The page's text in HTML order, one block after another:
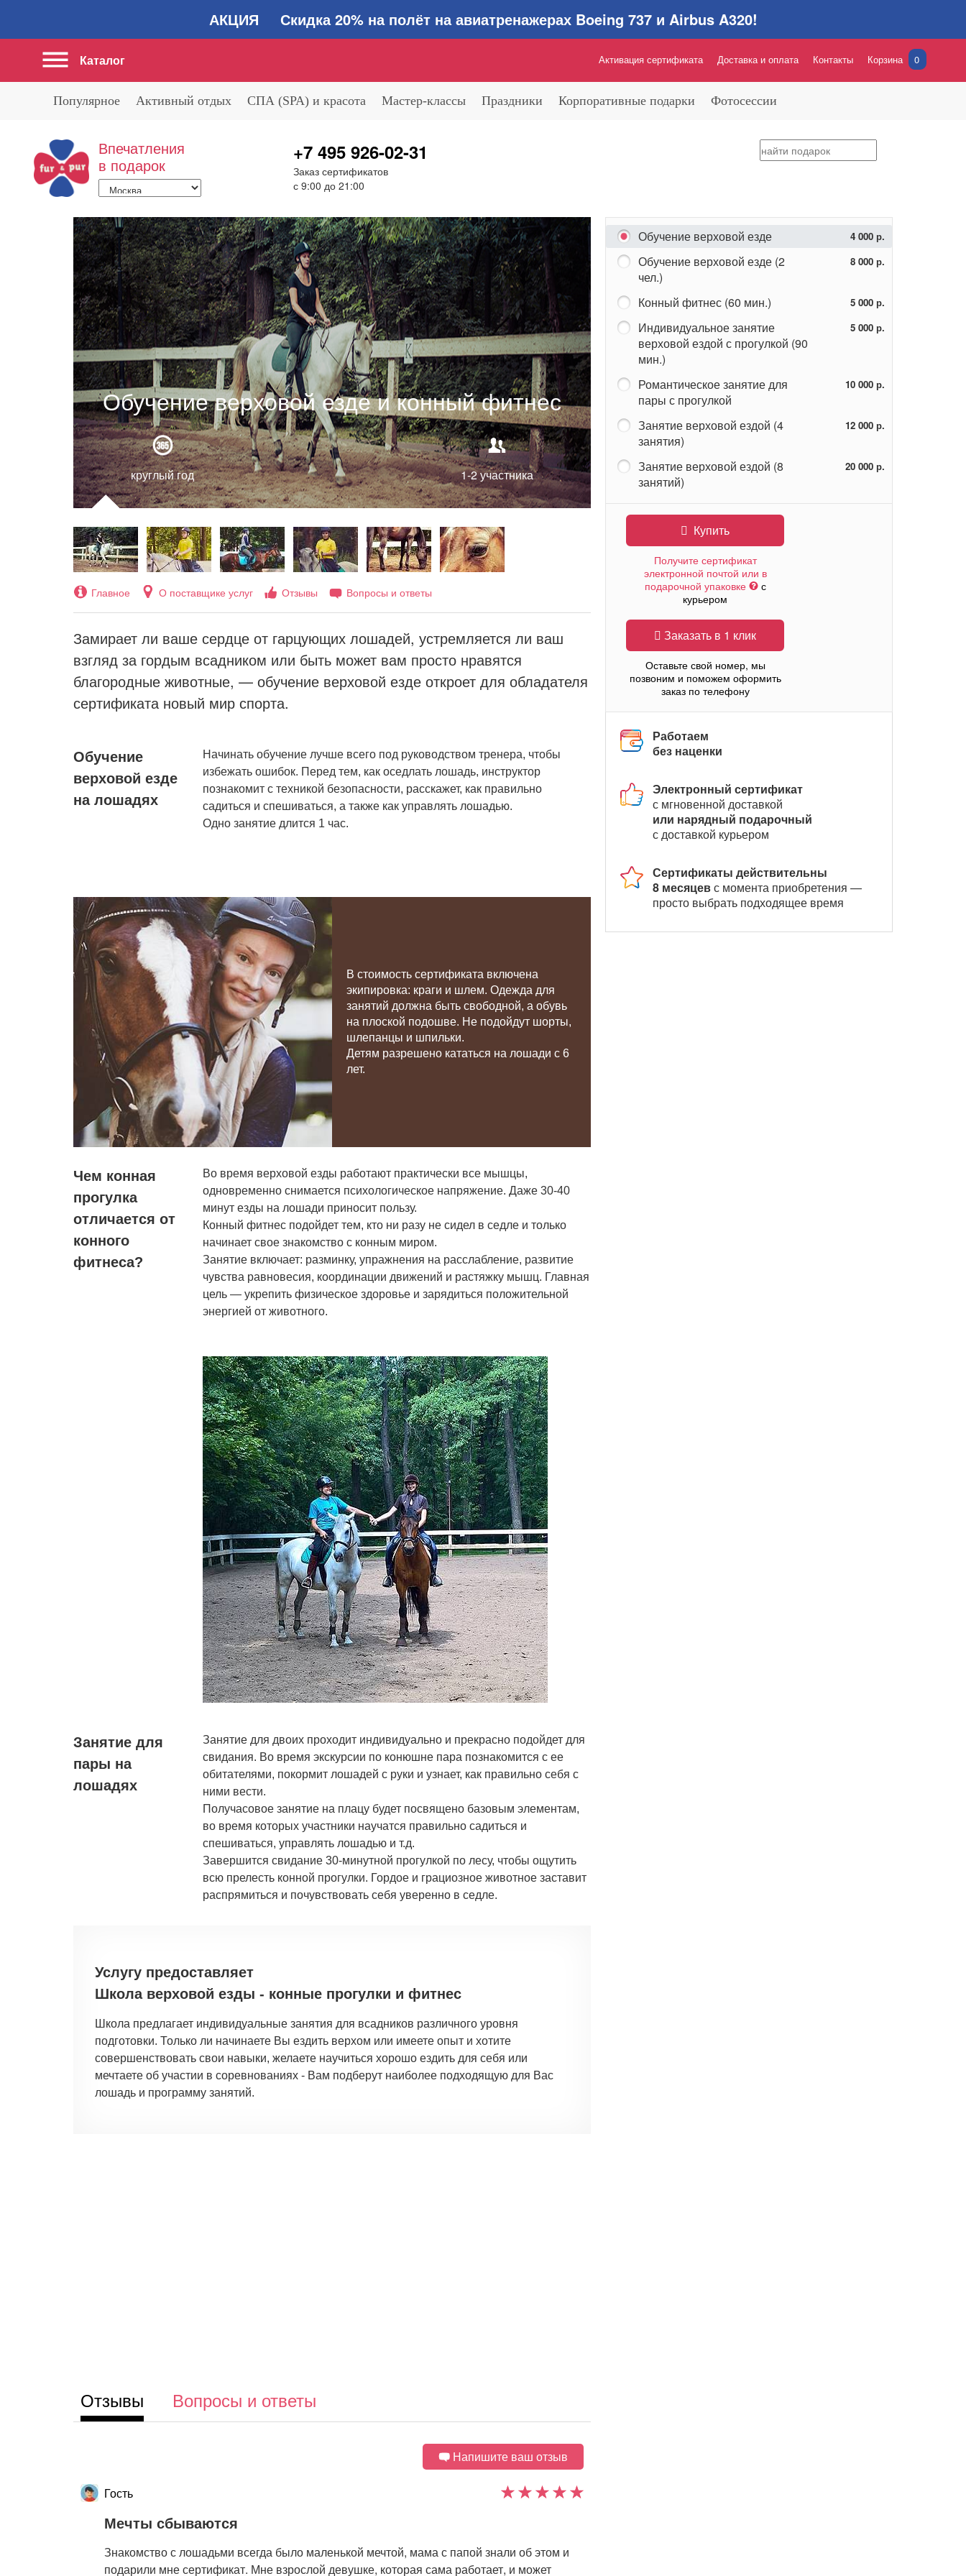
АКЦИЯ Скидка 20% на полёт на авиатренажерах Boeing 737 и Airbus A320!
+7 495 926-02-31
Заказ сертификатов
с 9:00 до 21:00
Активация сертификата Доставка и оплата Контакты Корзина 0
Каталог
Впечатления
в подарок
Популярное Активный отдых СПА (SPA) и красота Мастер-классы Праздники Корпоративные подарки Фотосессии
Обучение верховой езде и конный фитнес
круглый год 1-2 участника
Главное О поставщике услуг Отзывы Вопросы и ответы
Замирает ли ваше сердце от гарцующих лошадей, устремляется ли ваш
взгляд за гордым всадником или быть может вам просто нравятся
благородные животные, — обучение верховой езде откроет для обладателя
сертификата новый мир спорта.
Обучение
верховой езде
на лошадях
Начинать обучение лучше всего под руководством тренера, чтобы
избежать ошибок. Перед тем, как оседлать лошадь, инструктор
познакомит с техникой безопасности, расскажет, как правильно
садиться и спешиваться, а также как управлять лошадью.
Одно занятие длится 1 час.
В стоимость сертификата включена
экипировка: краги и шлем. Одежда для
занятий должна быть свободной, а обувь
на плоской подошве. Не подойдут шорты,
шлепанцы и шпильки.
Детям разрешено кататься на лошади с 6
лет.
Чем конная
прогулка
отличается от
конного
фитнеса?
Во время верховой езды работают практически все мышцы,
одновременно снимается психологическое напряжение. Даже 30-40
минут езды на лошади приносит пользу.
Конный фитнес подойдет тем, кто ни разу не сидел в седле и только
начинает свое знакомство с конным миром.
Занятие включает: разминку, упражнения на расслабление, развитие
чувства равновесия, координации движений и растяжку мышц. Главная
цель — укрепить физическое здоровье и зарядиться положительной
энергией от животного.
Занятие для
пары на
лошадях
Занятие для двоих проходит индивидуально и прекрасно подойдет для
свидания. Во время экскурсии по конюшне пара познакомится с ее
обитателями, покормит лошадей с руки и узнает, как правильно себя с
ними вести.
Получасовое занятие на плацу будет посвящено базовым элементам,
во время которых участники научатся правильно садиться и
спешиваться, управлять лошадью и т.д.
Завершится свидание 30-минутной прогулкой по лесу, чтобы ощутить
всю прелесть конной прогулки. Гордое и грациозное животное заставит
распрямиться и почувствовать себя уверенно в седле.
Услугу предоставляет
Школа верховой езды - конные прогулки и фитнес
Школа предлагает индивидуальные занятия для всадников различного уровня
подготовки. Только ли начинаете Вы ездить верхом или имеете опыт и хотите
совершенствовать свои навыки, желаете научиться хорошо ездить для себя или
мечтаете об участии в соревнованиях - Вам подберут наиболее подходящую для Вас
лошадь и программу занятий.
Отзывы Вопросы и ответы
Напишите ваш отзыв
Гость
Мечты сбываются
Знакомство с лошадьми всегда было маленькой мечтой, мама с папой знали об этом и
подарили мне сертификат. Мне взрослой девушке, которая сама работает, и может
Обучение верховой езде 4 000 р.
Обучение верховой езде (2
чел.)
8 000 р.
Конный фитнес (60 мин.) 5 000 р.
Индивидуальное занятие
верховой ездой с прогулкой (90
мин.)
5 000 р.
Романтическое занятие для
пары с прогулкой
10 000 р.
Занятие верховой ездой (4
занятия)
12 000 р.
Занятие верховой ездой (8
занятий)
20 000 р.
Купить
Получите сертификат
электронной почтой или в
подарочной упаковке
с
курьером
Заказать в 1 клик
Оставьте свой номер, мы
позвоним и поможем оформить
заказ по телефону
Работаем
без наценки
Электронный сертификат
с мгновенной доставкой
или нарядный подарочный
с доставкой курьером
Сертификаты действительны
8 месяцевс момента приобретения —
просто выбрать подходящее время